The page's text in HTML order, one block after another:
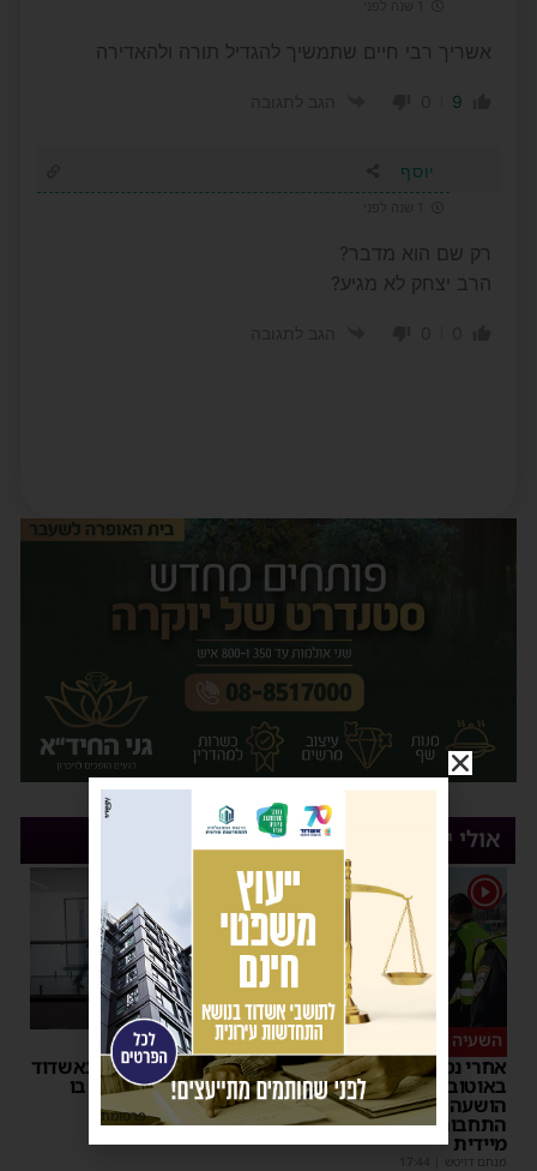
אשריך רבי חיים שתמשיך להגדיל תורה ולהאדירה
9
יוסף
רק שם הוא מדבר?
הרב יצחק לא מגיע?
אולי יעניין אותך
1
השעיה מיידית
אחרי נסיעת האימים
באוטובוס מאשדוד: הנהג
הושעה מתפקידו – משרד
התחבורה הורה על בדיקה
מיידית
מנחם דויטש 17:44
ליבו שב לפעום
אדם התמוטט בביתו באשדוד
– כוחות ההצלה ביצעו בו
פעולות החייאה
מנחם דויטש |
17:35 פרסומת